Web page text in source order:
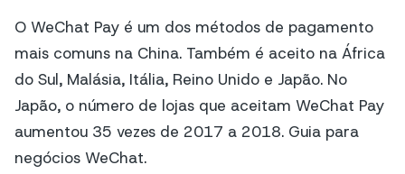
O WeChat Pay é um dos métodos de pagamento
mais comuns na China. Também é aceito na África
do Sul, Malásia, Itália, Reino Unido e Japão. No
Japão, o número de lojas que aceitam WeChat Pay
aumentou 35 vezes de 2017 a 2018. Guia para
negócios WeChat.